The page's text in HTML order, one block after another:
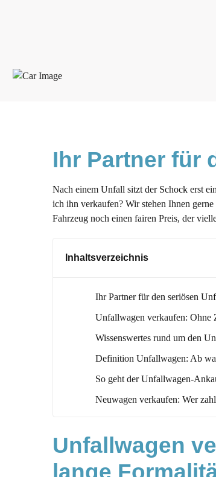
Ihr Partner für
Nach einem Unfall sitzt der Schock erst
ich ihn verkaufen? Wir stehen Ihnen
Fahrzeug noch einen fairen Preis, der
Inhaltsverzeichnis
Ihr Partner für den seriösen
Unfallwagen verkaufen: Ohne
Wissenswertes rund um den
Definition Unfallwagen: Ab
So geht der Unfallwagen-
Neuwagen verkaufen: Wer
Verkaufen oder reparieren
Wieviel ist mein Unfallwagen
Unfallwagen
lange